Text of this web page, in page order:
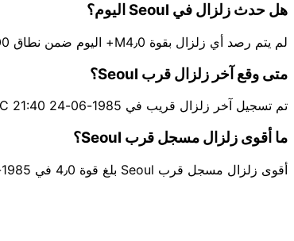
هل حدث زلزال في Seoul اليوم؟
لم يتم رصد أي زلزال بقوة M4٫0+ اليوم ضمن نطاق 100 كم حول Seoul.
متى وقع آخر زلزال قرب Seoul؟
تم تسجيل آخر زلزال قريب في 1985-06-24 21:40 UTC.
ما أقوى زلزال مسجل قرب Seoul؟
أقوى زلزال مسجل قرب Seoul بلغ قوة 4٫0 في 1985-06-24 21:40 UTC قرب Incheon.